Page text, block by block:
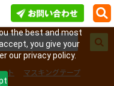
the best and most
you give your
our privacy policy.
ト
マスキングテープ